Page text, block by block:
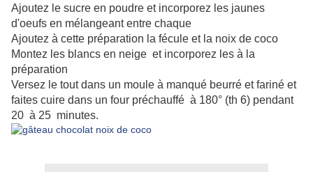
Ajoutez le sucre en poudre et incorporez les jaunes
d'oeufs en mélangeant entre chaque
Ajoutez à cette préparation la fécule et la noix de coco
Montez les blancs en neige et incorporez les à la
préparation
Versez le tout dans un moule à manqué beurré et fariné et
faites cuire dans un four préchauffé à 180° (th 6) pendant
20 à 25 minutes.